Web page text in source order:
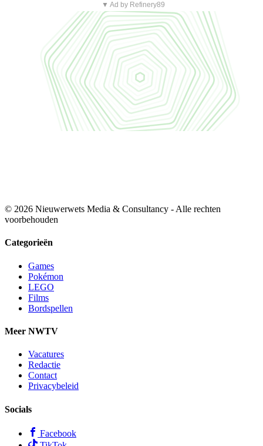
▼ Ad by Refinery89
© 2026 Nieuwerwets Media & Consultancy - Alle rechten
voorbehouden
Categorieën
Games
Pokémon
LEGO
Films
Bordspellen
Meer NWTV
Vacatures
Redactie
Contact
Privacybeleid
Socials
Facebook